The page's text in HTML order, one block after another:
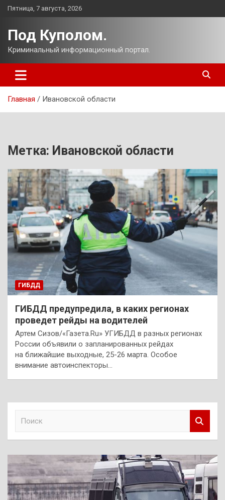
Перейти
Пятница, 7 августа, 2026
Под Куполом.
Криминальный информационный портал.
Главная Ивановской области
Метка: Ивановской области
ГИБДД
ГИБДД предупредила, в каких регионах
проведет рейды на водителей
Артем Сизов/«Газета.Ru» УГИБДД в разных регионах
России объявили о запланированных рейдах
на ближайшие выходные, 25-26 марта. Особое
внимание автоинспекторы…
к